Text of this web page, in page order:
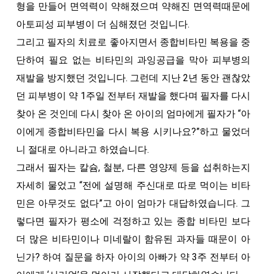
형을 만들어 면역력이 약해졌으며 약해진 면역력때문에
아토피성 피부병이 더 심해졌던 것입니다.
그리고 필자의 치료로 좋아지면서 종합비타민 복용을 중
단하여 필요 없는 비타민의 과잉공급을 막아 피부병의
재발을 방지했던 것입니다. 그런데 지난 2년 동안 괜찮았
던 피부병이 약 1주일 전부터 재발을 했다며 필자를 다시
찾아 온 것인데 다시 찾아 온 아이의 엄마에게 필자가 “아
이에게 종합비타민을 다시 복용 시키나요?”하고 물었더
니 절대로 아니라고 하였습니다.
그래서 필자는 칼슘, 철분, 다른 영양제 등을 섭취하는지
자세히 물었고 “전에 설명해 주신대로 따로 먹이는 비타
민은 아무것도 없다”고 아이 엄마가 대답하였습니다. 그
렇다면 필자가 평소에 걱정하고 있는 종합 비타민 보다
더 많은 비타민이나 미네랄이 함유된 과자들 때문이 아
닌가? 하여 질문을 하자 아이의 아빠가 약 3주 전부터 아